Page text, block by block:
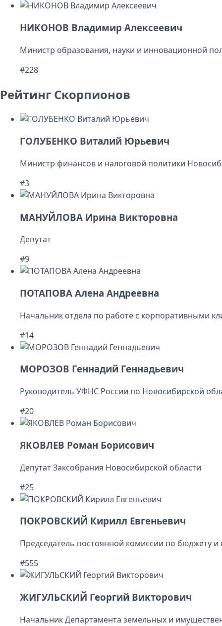
НИКОНОВ Владимир Алексеевич
Министр образования, науки и инновационной
#228
Рейтинг Скорпионов
ГОЛУБЕНКО Виталий Юрьевич
Министр финансов и налоговой политики
#3
МАНУЙЛОВА Ирина Викторовна
Депутат
#9
ПОТАПОВА Алена Андреевна
Начальник отдела по работе с корпоративными
#14
МОРОЗОВ Геннадий Геннадьевич
Руководитель УФНС России по Новосибирской
#20
ЯКОВЛЕВ Роман Борисович
Депутат Заксобрания Новосибирской области
#25
ПОКРОВСКИЙ Кирилл Евгеньевич
Председатель постоянной комиссии по бюджету и
#555
ЖИГУЛЬСКИЙ Георгий Викторович
Начальник Департамента земельных и